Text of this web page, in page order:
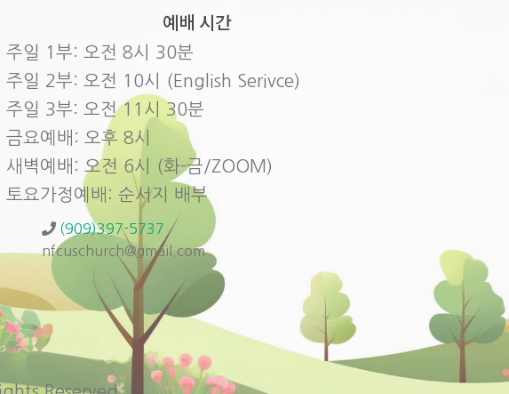
예배 시간
주일 1부: 오전 8시 30분
주일 2부: 오전 10시 (English Serivce)
주일 3부: 오전 11시 30분
금요예배: 오후 8시
새벽예배: 오전 6시 (화-금/ZOOM)
토요가정예배: 순서지 배부
(909)397-5737
nfcuschurch@gmail.com